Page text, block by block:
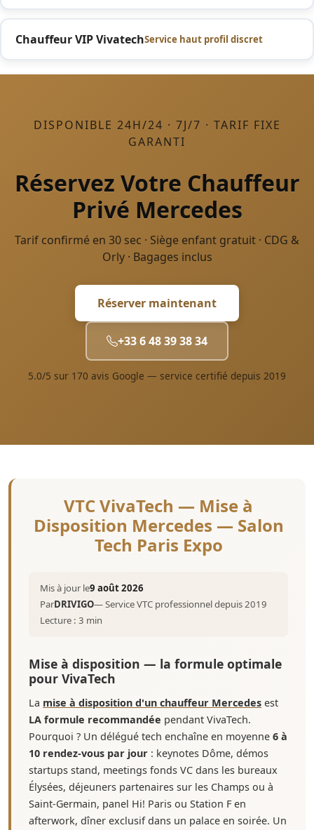
Chauffeur VIP VivatechService haut profil discret
DISPONIBLE 24H/24 · 7J/7 · TARIF FIXE
GARANTI
Réservez Votre Chauffeur
Privé Mercedes
Tarif confirmé en 30 sec · Siège enfant gratuit · CDG &
Orly · Bagages inclus
Réserver maintenant
+33 6 48 39 38 34
5.0/5 sur 170 avis Google — service certifié depuis 2019
VTC VivaTech — Mise à
Disposition Mercedes — Salon
Tech Paris Expo
Mis à jour le9 août 2026
ParDRIVIGO— Service VTC professionnel depuis 2019
Lecture : 3 min
Mise à disposition — la formule optimale
pour VivaTech
La mise à disposition d'un chauffeur Mercedes est
LA formule recommandée pendant VivaTech.
Pourquoi ? Un délégué tech enchaîne en moyenne 6 à
10 rendez-vous par jour : keynotes Dôme, démos
startups stand, meetings fonds VC dans les bureaux
Élysées, déjeuners partenaires sur les Champs ou à
Saint-Germain, panel Hi! Paris ou Station F en
afterwork, dîner exclusif dans un palace en soirée. Un